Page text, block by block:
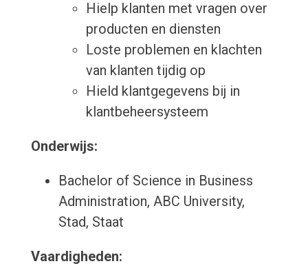
Hielp klanten met vragen over
producten en diensten
Loste problemen en klachten
van klanten tijdig op
Hield klantgegevens bij in
klantbeheersysteem
Onderwijs:
Bachelor of Science in Business
Administration, ABC University,
Stad, Staat
Vaardigheden: